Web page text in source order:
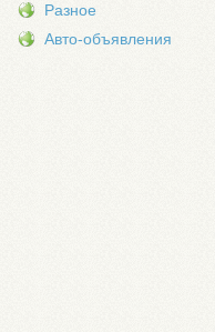
Разное
Авто-объявления